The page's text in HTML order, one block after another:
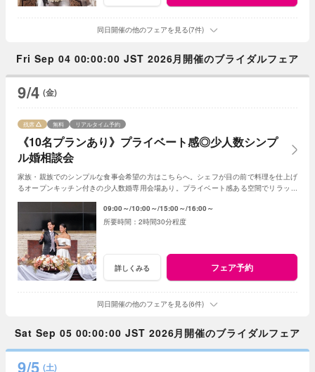
同日開催の他のフェアを見る(7件)
Fri Sep 04 00:00:00 JST 2026月開催のブライダルフェア
9/4 (金)
《10名プランあり》プライベート感◎少人数シンプ
ル婚相談会
残席 無料 リアルタイム予約
家族・親族でのシンプルな食事会希望の方はこちらへ。シェフが目の前で料理を仕上げ
るオープンキッチン付きの少人数婚専用会場あり。プライベート感ある空間でリラック
09:00～ 10:00～ 15:00～ 16:00～
2時間30分程度
詳しくみる フェア予約
同日開催の他のフェアを見る(6件)
Sat Sep 05 00:00:00 JST 2026月開催のブライダルフェア
9/5 (土)